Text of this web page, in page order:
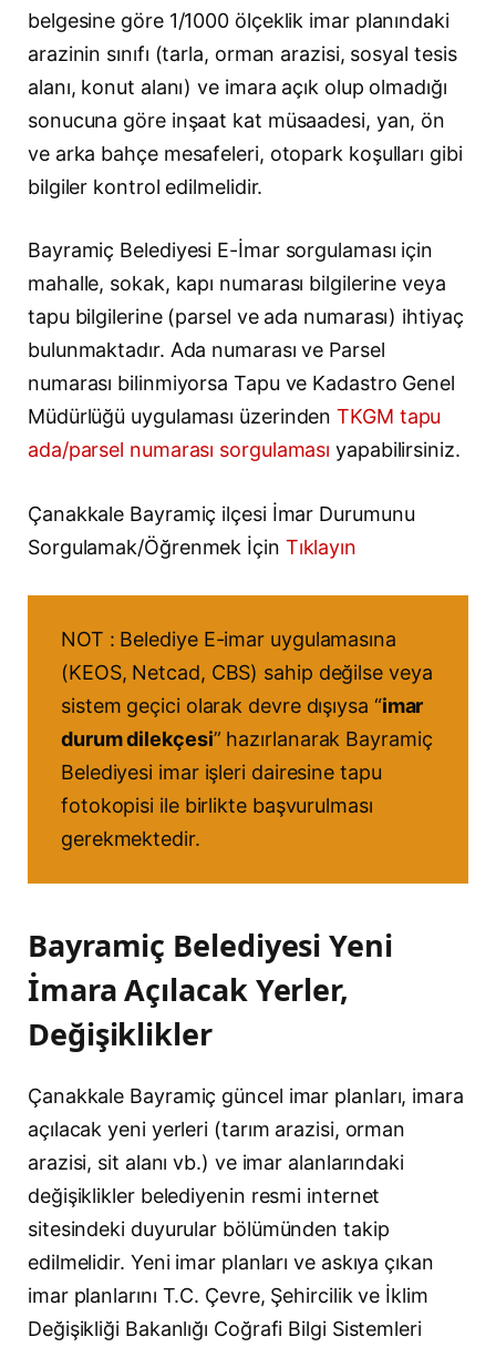
belgesine göre 1/1000 ölçeklik imar planındaki
arazinin sınıfı (tarla, orman arazisi, sosyal tesis
alanı, konut alanı) ve imara açık olup olmadığı
sonucuna göre inşaat kat müsaadesi, yan, ön
ve arka bahçe mesafeleri, otopark koşulları gibi
bilgiler kontrol edilmelidir.
Bayramiç Belediyesi E-İmar sorgulaması için
mahalle, sokak, kapı numarası bilgilerine veya
tapu bilgilerine (parsel ve ada numarası) ihtiyaç
bulunmaktadır. Ada numarası ve Parsel
numarası bilinmiyorsa Tapu ve Kadastro Genel
Müdürlüğü uygulaması üzerindenTKGM tapu
ada/parsel numarası sorgulaması yapabilirsiniz.
Çanakkale Bayramiç ilçesi İmar Durumunu
Sorgulamak/Öğrenmek İçin Tıklayın
NOT : Belediye E-imar uygulamasına
(KEOS, Netcad, CBS) sahip değilse veya
sistem geçici olarak devre dışıysa “imar
durum dilekçesi” hazırlanarak Bayramiç
Belediyesi imar işleri dairesine tapu
fotokopisi ile birlikte başvurulması
gerekmektedir.
Bayramiç Belediyesi Yeni
İmara Açılacak Yerler,
Değişiklikler
Çanakkale Bayramiç güncel imar planları, imara
açılacak yeni yerleri (tarım arazisi, orman
arazisi, sit alanı vb.) ve imar alanlarındaki
değişiklikler belediyenin resmi internet
sitesindeki duyurular bölümünden takip
edilmelidir. Yeni imar planları ve askıya çıkan
imar planlarını T.C. Çevre, Şehircilik ve İklim
Değişikliği Bakanlığı Coğrafi Bilgi Sistemleri